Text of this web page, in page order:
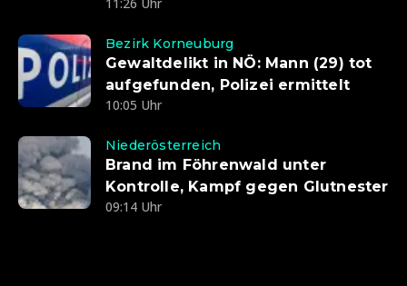
Bezirk Korneuburg
Gewaltdelikt in NÖ: Mann (29) tot
aufgefunden, Polizei ermittelt
10:05 Uhr
Niederösterreich
Brand im Föhrenwald unter
Kontrolle, Kampf gegen Glutnester
09:14 Uhr